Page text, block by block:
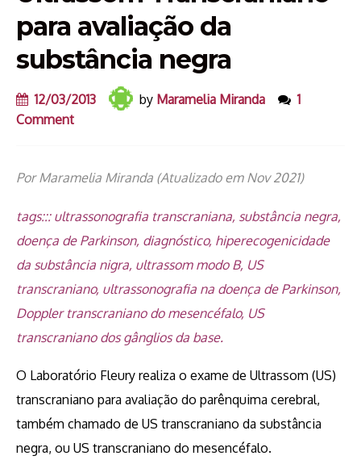
para avaliação da
substância negra
12/03/2013 by Maramelia Miranda
1
Comment
Por Maramelia Miranda (Atualizado em Nov 2021)
tags::: ultrassonografia transcraniana, substância negra,
doença de Parkinson, diagnóstico, hiperecogenicidade
da substância nigra, ultrassom modo B, US
transcraniano, ultrassonografia na doença de Parkinson,
Doppler transcraniano do mesencéfalo, US
transcraniano dos gânglios da base.
O Laboratório Fleury realiza o exame de Ultrassom (US)
transcraniano para avaliação do parênquima cerebral,
também chamado de US transcraniano da substância
negra, ou US transcraniano do mesencéfalo.